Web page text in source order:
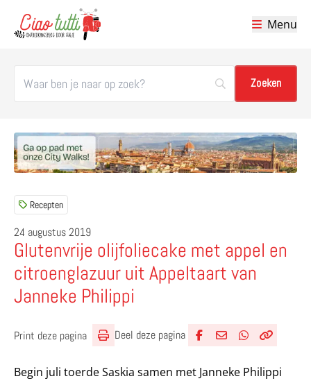
Menu
Recepten
24 augustus 2019
Glutenvrije olijfoliecake met appel en
citroenglazuur uit Appeltaart van
Janneke Philippi
Print deze pagina Deel deze pagina
Begin juli toerde Saskia samen met Janneke Philippi